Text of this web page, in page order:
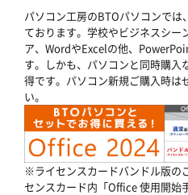
パソコン工房のBTOパソコンで
ております。学校やビジネスシー
ア、WordやExcelの他、
す。しかも、パソコンと同時購入
得です。パソコン新規ご購入時は
い。
※ライセンスカードバンドル版の
センスカード内「Office 使用開始